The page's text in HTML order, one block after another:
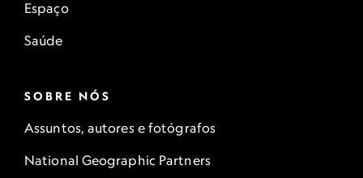
Espaço
Saúde
SOBRE NÓS
Assuntos, autores e fotógrafos
National Geographic Partners